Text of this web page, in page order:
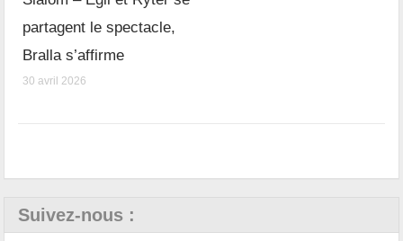
partagent le spectacle,
Bralla s’affirme
30 avril 2026
Suivez-nous :